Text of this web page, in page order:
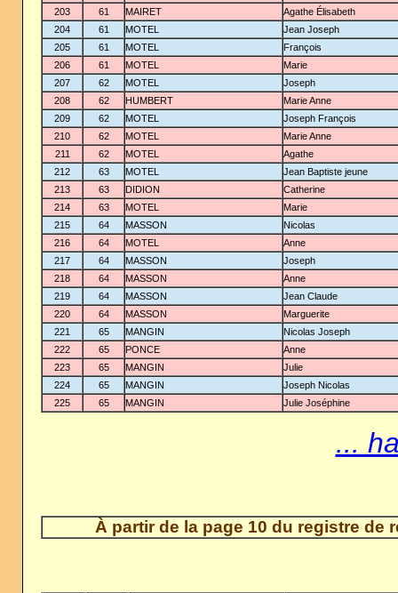
203
61 MAIRET
Agathe Élisabeth
204
61 MOTEL
Jean Joseph
205
61 MOTEL
François
206
61 MOTEL
Marie
207
62 MOTEL
Joseph
208
62 HUMBERT
Marie Anne
209
62 MOTEL
Joseph François
210
62 MOTEL
Marie Anne
211
62 MOTEL
Agathe
212
63 MOTEL
Jean Baptiste jeune
213
63 DIDION
Catherine
214
63 MOTEL
Marie
215
64 MASSON
Nicolas
216
64 MOTEL
Anne
217
64 MASSON
Joseph
218
64 MASSON
Anne
219
64 MASSON
Jean Claude
220
64 MASSON
Marguerite
221
65 MANGIN
Nicolas Joseph
222
65 PONCE
Anne
223
65 MANGIN
Julie
224
65 MANGIN
Joseph Nicolas
225
65 MANGIN Julie Joséphine
...
À partir de la page 10 du registre de